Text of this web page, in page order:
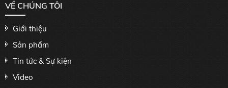
VỀ CHÚNG TÔI
Giới thiệu
Sản phẩm
Tin tức & Sự kiện
Video